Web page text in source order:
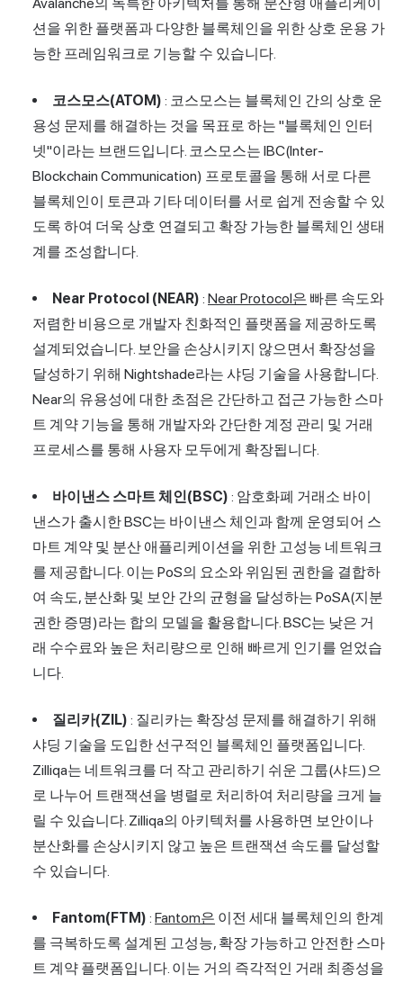
션을 위한 플랫폼과 다양한 블록체인을 위한 상호 운용 가
능한 프레임워크로 기능할 수 있습니다.
코스모스(ATOM) : 코스모스는 블록체인 간의 상호 운
용성 문제를 해결하는 것을 목표로 하는 "블록체인 인터
넷"이라는 브랜드입니다. 코스모스는 IBC(Inter-
Blockchain Communication) 프로토콜을 통해 서로 다른
블록체인이 토큰과 기타 데이터를 서로 쉽게 전송할 수 있
도록 하여 더욱 상호 연결되고 확장 가능한 블록체인 생태
계를 조성합니다.
Near Protocol (NEAR) : Near Protocol은 빠른 속도와
저렴한 비용으로 개발자 친화적인 플랫폼을 제공하도록
설계되었습니다. 보안을 손상시키지 않으면서 확장성을
달성하기 위해 Nightshade라는 샤딩 기술을 사용합니다.
Near의 유용성에 대한 초점은 간단하고 접근 가능한 스마
트 계약 기능을 통해 개발자와 간단한 계정 관리 및 거래
프로세스를 통해 사용자 모두에게 확장됩니다.
바이낸스 스마트 체인(BSC) : 암호화폐 거래소 바이
낸스가 출시한 BSC는 바이낸스 체인과 함께 운영되어 스
마트 계약 및 분산 애플리케이션을 위한 고성능 네트워크
를 제공합니다. 이는 PoS의 요소와 위임된 권한을 결합하
여 속도, 분산화 및 보안 간의 균형을 달성하는 PoSA(지분
권한 증명)라는 합의 모델을 활용합니다. BSC는 낮은 거
래 수수료와 높은 처리량으로 인해 빠르게 인기를 얻었습
니다.
질리카(ZIL) : 질리카는 확장성 문제를 해결하기 위해
샤딩 기술을 도입한 선구적인 블록체인 플랫폼입니다.
Zilliqa는 네트워크를 더 작고 관리하기 쉬운 그룹(샤드)으
로 나누어 트랜잭션을 병렬로 처리하여 처리량을 크게 늘
릴 수 있습니다. Zilliqa의 아키텍처를 사용하면 보안이나
분산화를 손상시키지 않고 높은 트랜잭션 속도를 달성할
수 있습니다.
Fantom(FTM) : Fantom은 이전 세대 블록체인의 한계
를 극복하도록 설계된 고성능, 확장 가능하고 안전한 스마
트 계약 플랫폼입니다. 이는 거의 즉각적인 거래 최종성을